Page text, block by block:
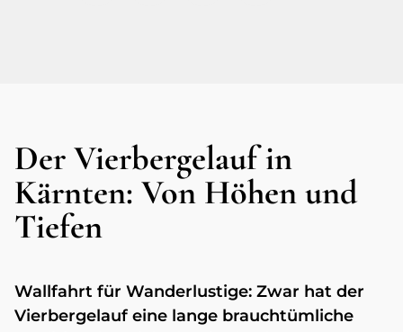
Der Vierbergelauf in
Kärnten: Von Höhen und
Tiefen
Wallfahrt für Wanderlustige: Zwar hat der
Vierbergelauf eine lange brauchtümliche